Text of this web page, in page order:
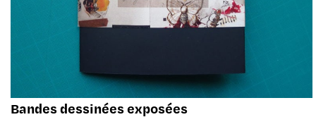
Bandes dessinées exposées